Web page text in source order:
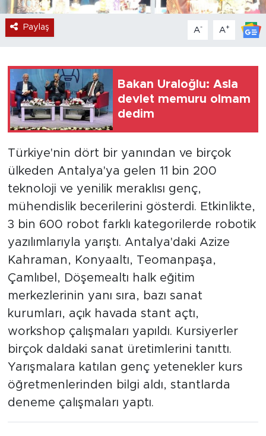
Paylaş A- A+
Bakan Uraloğlu: Asla
devlet memuru olmam
dedim
Türkiye'nin dört bir yanından ve birçok
ülkeden Antalya'ya gelen 11 bin 200
teknoloji ve yenilik meraklısı genç,
mühendislik becerilerini gösterdi. Etkinlikte,
3 bin 600 robot farklı kategorilerde robotik
yazılımlarıyla yarıştı. Antalya'daki Azize
Kahraman, Konyaaltı, Teomanpaşa,
Çamlıbel, Döşemealtı halk eğitim
merkezlerinin yanı sıra, bazı sanat
kurumları, açık havada stant açtı,
workshop çalışmaları yapıldı. Kursiyerler
birçok daldaki sanat üretimlerini tanıttı.
Yarışmalara katılan genç yetenekler kurs
öğretmenlerinden bilgi aldı, stantlarda
deneme çalışmaları yaptı.